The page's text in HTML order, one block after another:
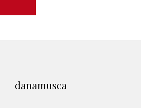
danamusca